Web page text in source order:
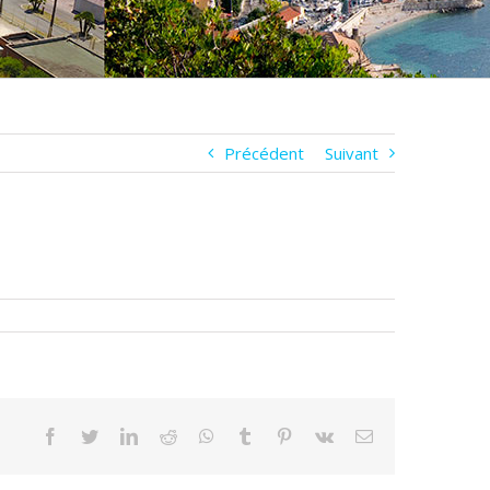
Précédent Suivant
Facebook
TwitterLinkedIn
Reddit WhatsApp
Tumblr Pinterest
Vk Email